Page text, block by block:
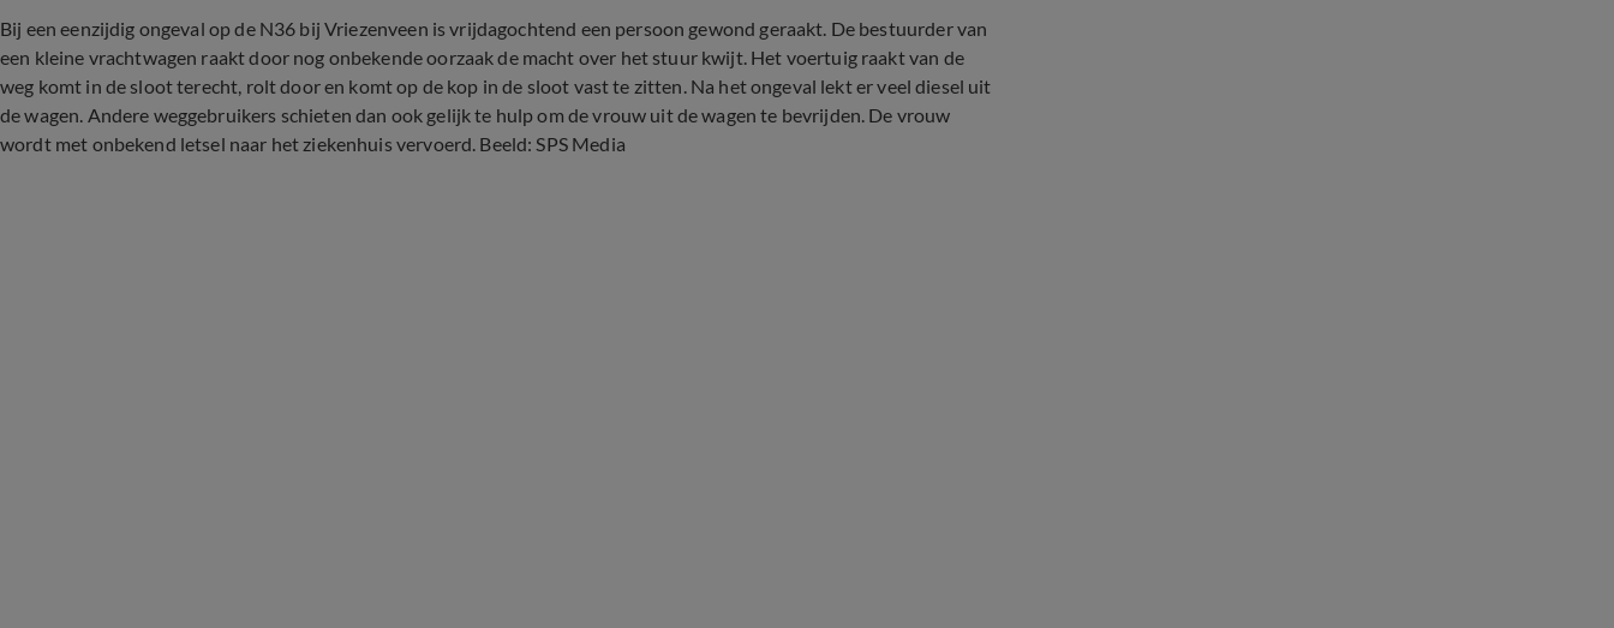
Bij een eenzijdig ongeval op de N36 bij Vriezenveen is vrijdagochtend een persoon gewond geraakt. De bestuurder van
een kleine vrachtwagen raakt door nog onbekende oorzaak de macht over het stuur kwijt. Het voertuig raakt van de
weg komt in de sloot terecht, rolt door en komt op de kop in de sloot vast te zitten. Na het ongeval lekt er veel diesel uit
de wagen. Andere weggebruikers schieten dan ook gelijk te hulp om de vrouw uit de wagen te bevrijden. De vrouw
wordt met onbekend letsel naar het ziekenhuis vervoerd. Beeld: SPS Media